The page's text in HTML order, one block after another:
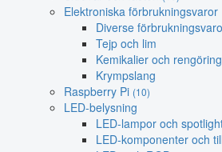
Elektroniska förbrukningsvaror
Diverse
Tejp och lim
Kemikalier och rengöring
Krympslang
Raspberry Pi (10)
LED-belysning
LED-lampor och
LED-komponenter och